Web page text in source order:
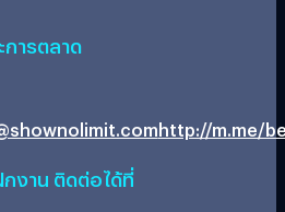
การตลาด
http://m.me/
งาน ติดต่อได้ที่